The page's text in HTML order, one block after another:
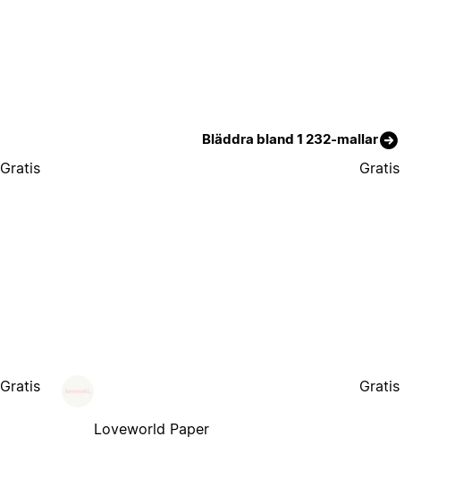
Bläddra bland 1 232-mallar
Gratis Gratis
Gratis
Loveworld Paper
Gratis